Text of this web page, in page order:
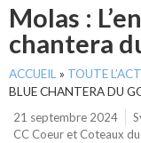
Molas :
chantera
ACCUEIL » TOUTE
BLUE CHANTERA DU
21 septembre 2024
CC Coeur et Coteaux